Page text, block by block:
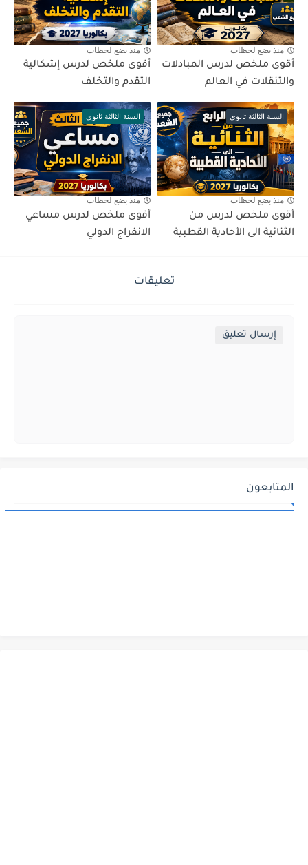
منذ بضع لحظات
أقوى ملخص لدرس المبادلات
والتنقلات في العالم
منذ بضع لحظات
أقوى ملخص لدرس إشكالية
التقدم والتخلف
السنة الثالثة ثانوي
منذ بضع لحظات
أقوى ملخص لدرس من
الثنائية الى الأحادية القطبية
السنة الثالثة ثانوي
منذ بضع لحظات
أقوى ملخص لدرس مساعي
الانفراج الدولي
تعليقات
إرسال تعليق
المتابعون